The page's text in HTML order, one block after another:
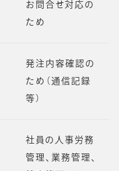
お問合せ対応の
ため
発注内容確認の
ため（通信記録
等）
社員の人事労務
管理、業務管理、